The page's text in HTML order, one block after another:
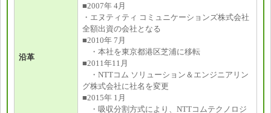
沿革
■2007年 4月
・エヌティティ コミュニケーションズ株式会社
全額出資の会社となる
■2010年 7月
・本社を東京都港区芝浦に移転
■2011年11月
・NTTコム ソリューション＆エンジニアリン
グ株式会社に社名を変更
■2015年 1月
・吸収分割方式により、NTTコムテクノロジ